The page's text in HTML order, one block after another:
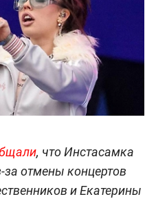
, что Инстасамка
отмены концертов
и Екатерины